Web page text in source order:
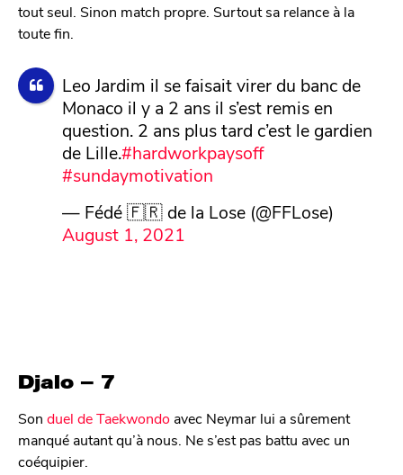
tout seul. Sinon match propre. Surtout sa relance à la
toute fin.
Leo Jardim il se faisait virer du banc de
Monaco il y a 2 ans il s’est remis en
question. 2 ans plus tard c’est le gardien
de Lille.#hardworkpaysoff
#sundaymotivation
— Fédé 🇫🇷 de la Lose (@FFLose)
August 1, 2021
Djalo – 7
Son duel de Taekwondo avec Neymar lui a sûrement
manqué autant qu’à nous. Ne s’est pas battu avec un
coéquipier.